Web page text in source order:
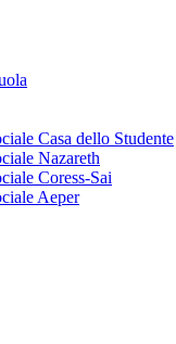
Casa dello Studente
Nazareth
Coress-Sai
Aeper